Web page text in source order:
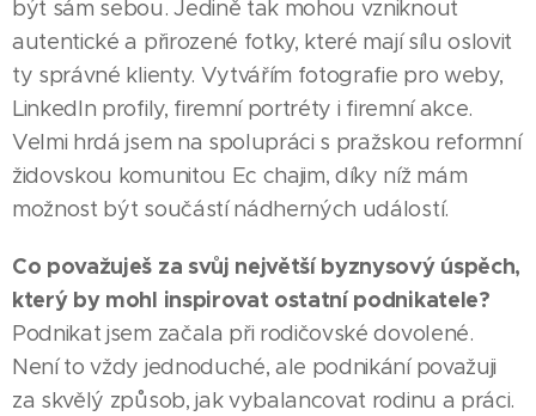
být sám sebou. Jedině tak mohou vzniknout
autentické a přirozené fotky, které mají sílu oslovit
ty správné klienty. Vytvářím fotografie pro weby,
LinkedIn profily, firemní portréty i firemní akce.
Velmi hrdá jsem na spolupráci s pražskou reformní
židovskou komunitou Ec chajim, díky níž mám
možnost být součástí nádherných událostí.
Co považuješ za svůj největší byznysový úspěch,
který by mohl inspirovat ostatní podnikatele?
Podnikat jsem začala při rodičovské dovolené.
Není to vždy jednoduché, ale podnikání považuji
za skvělý způsob, jak vybalancovat rodinu a práci.